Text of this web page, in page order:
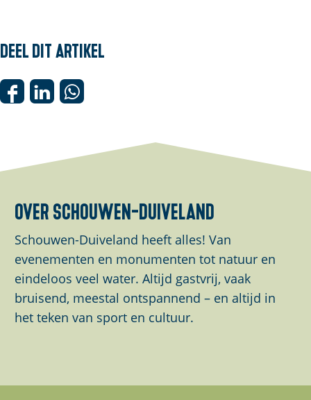
Deel dit artikel
D
z
e
p
a
g
D
z
e
p
a
g
i
D
l
z
e
p
a
g
i
over schouwen-duiveland
Schouwen-Duiveland heeft alles! Van
evenementen en monumenten tot natuur en
eindeloos veel water. Altijd gastvrij, vaak
bruisend, meestal ontspannend – en altijd in
het teken van sport en cultuur.